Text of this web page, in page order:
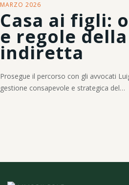
MARZO 2026
Casa ai figli:
e regole
indiretta
Prosegue il percorso con gli avvocati
gestione consapevole e strategica del…